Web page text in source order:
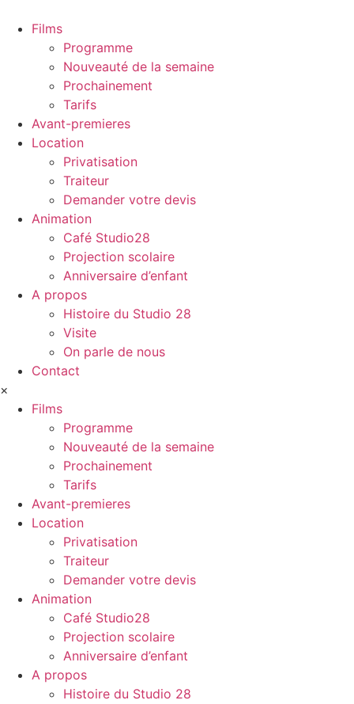
Films
Programme
Nouveauté de la semaine
Prochainement
Tarifs
Avant-premieres
Location
Privatisation
Traiteur
Demander votre devis
Animation
Café Studio28
Projection scolaire
Anniversaire d’enfant
A propos
Histoire du Studio 28
Visite
On parle de nous
Contact
×
Films
Programme
Nouveauté de la semaine
Prochainement
Tarifs
Avant-premieres
Location
Privatisation
Traiteur
Demander votre devis
Animation
Café Studio28
Projection scolaire
Anniversaire d’enfant
A propos
Histoire du Studio 28